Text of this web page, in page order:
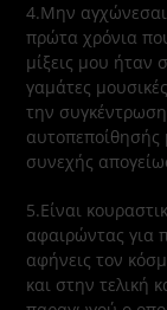
4.Μην αγχώνεσαι
πρώτα χρόνια
μίξεις μου ήταν
γαμάτες
την
συνεχής
5.Είναι
αφαιρώντας για
αφήνεις τον
και στην τελική